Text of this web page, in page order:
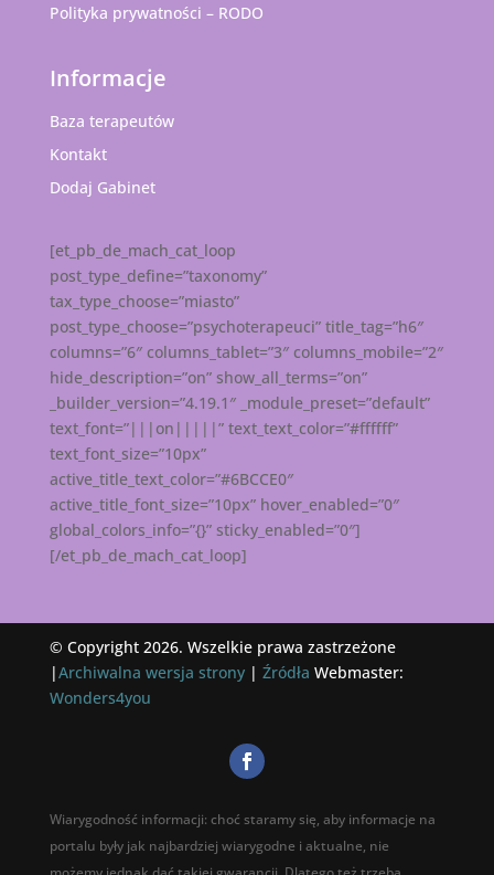
Polityka prywatności – RODO
Informacje
Baza terapeutów
Kontakt
Dodaj Gabinet
[et_pb_de_mach_cat_loop
post_type_define=”taxonomy”
tax_type_choose=”miasto”
post_type_choose=”psychoterapeuci” title_tag=”h6″
columns=”6″ columns_tablet=”3″ columns_mobile=”2″
hide_description=”on” show_all_terms=”on”
_builder_version=”4.19.1″ _module_preset=”default”
text_font=”|||on|||||” text_text_color=”#ffffff”
text_font_size=”10px”
active_title_text_color=”#6BCCE0″
active_title_font_size=”10px” hover_enabled=”0″
global_colors_info=”{}” sticky_enabled=”0″]
[/et_pb_de_mach_cat_loop]
© Copyright 2026. Wszelkie prawa zastrzeżone
|Archiwalna wersja strony| Źródła Webmaster:
Wonders4you
Wiarygodność informacji: choć staramy się, aby informacje na
portalu były jak najbardziej wiarygodne i aktualne, nie